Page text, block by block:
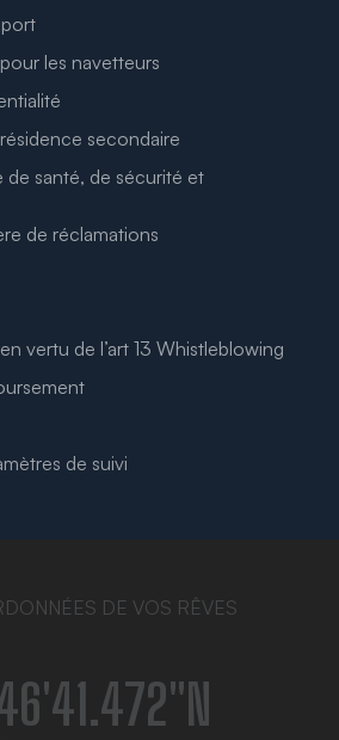
les navetteurs
secondaire
de santé, de sécurité et
de réclamations
vertu de l’art 13 Whistleblowing
de suivi
DE VOS RÊVES